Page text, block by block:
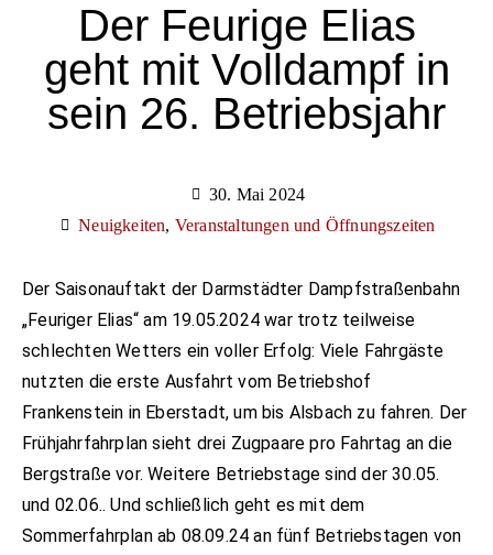
Der Feurige Elias
geht mit Volldampf in
sein 26. Betriebsjahr
30. Mai 2024
Neuigkeiten, Veranstaltungen und Öffnungszeiten
Der Saisonauftakt der Darmstädter Dampfstraßenbahn
„Feuriger Elias“ am 19.05.2024 war trotz teilweise
schlechten Wetters ein voller Erfolg: Viele Fahrgäste
nutzten die erste Ausfahrt vom Betriebshof
Frankenstein in Eberstadt, um bis Alsbach zu fahren. Der
Frühjahrfahrplan sieht drei Zugpaare pro Fahrtag an die
Bergstraße vor. Weitere Betriebstage sind der 30.05.
und 02.06.. Und schließlich geht es mit dem
Sommerfahrplan ab 08.09.24 an fünf Betriebstagen von